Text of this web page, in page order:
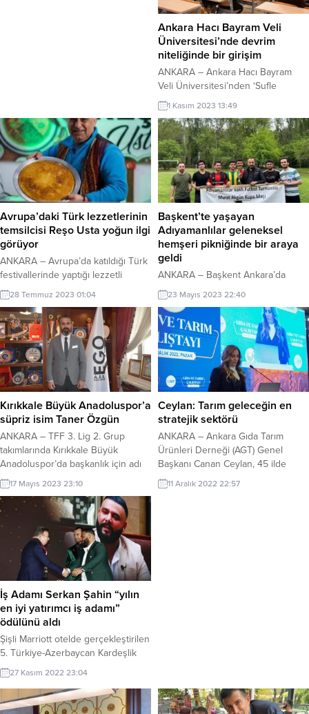
700 konutun hak sahiplerine teslim
edildiğini, 9 bin 682 derslik, 8 bin
279...
Ankara Hacı Bayram Veli
Üniversitesi’nde devrim
niteliğinde bir girişim
ANKARA – Ankara Hacı Bayram
Veli Üniversitesi’nden ‘Sufle
Yöneticiliği’ dersi başladı. Ankara
Hacı Bayram Veli Üniversitesi
İletişim Fakültesi, yapay zeka okur
yazarlığını geliştirmek amacıyla
dünyada ilk uygulamalardan biri
olan “Sufle Yöneticiliği” dersini
başlattı. Ders kapsamında, yapay
zeka araçlarının iletişim
senaryolarında nasıl etkili
kullanılabileceği inceleniyor.
Fakülte, dönem içinde farklı
bölümlerden öğrencilerin...
1 Kasım 2023 13:49
Avrupa’daki Türk lezzetlerinin
temsilcisi Reşo Usta yoğun ilgi
görüyor
ANKARA – Avrupa’da katıldığı Türk
festivallerinde yaptığı lezzetli
yemek ve tatlılarıyla dikkat çeken
Reşo Usta fuarların ilgi odağı oldu.
Yaklaşık 25 yıldır Avrupa’da
gastronomi alanında hizmet veren
Reşo Usta neşeli, renkli ve cömert
kişiliği ile dikkat çekiyor. Hem etli
yemek alanındaki yeteneği hem de
yaptığı Hatay künefesiyle Avrupa
ülkelerinde oldukça...
28 Temmuz 2023 01:04
Başkent’te yaşayan
Adıyamanlılar geleneksel
hemşeri pikniğinde bir araya
geldi
ANKARA – Başkent Ankara’da
yaşayan Adıyamanlılar geleneksel
hemşeri pikniğinde bir araya geldi.
Adıyamanlılar Vakfı Ankara Şubesi
tarafından Mavi Göl bölgesinde
organize edilen pikniğe vakıf
yöneticiler, kentte yaşayan kamu
çalışanları ile çok sayıda üniversite
öğrencisi katıldı. Kahvaltı ile
başlayan organizasyon badminton,
masa tenisi, voleybol ve futbol
etkinliğiyle devam etti. Piknikte
depremde...
23 Mayıs 2023 22:40
Kırıkkale Büyük Anadoluspor’a
süpriz isim Taner Özgün
ANKARA – TFF 3. Lig 2. Grup
takımlarında Kırıkkale Büyük
Anadoluspor’da başkanlık için adı
geçen milli sporcu Taner Özgün’ün
ismi kentte heyecan yarattı.
Edinilen bilgiye göre, mevcut
başkan Veli Uça’nın aday
olmayacağını ilan ettiği kulüpte
gözler önümüzdeki günlerde
yapılacak kongreye çevrildi. Çok
sayıda ismin geçtiği kulüp
başkanlığı için en önemli isimlerden
birinin de milli sporcu ve...
17 Mayıs 2023 23:10
Ceylan: Tarım geleceğin en
stratejik sektörü
ANKARA – Ankara Gıda Tarım
Ürünleri Derneği (AGT) Genel
Başkanı Canan Ceylan, 45 ilde
faaliyet gösterdiklerini belirterek,
“Amacımız tarımda yaşanan yapısal
11 Aralık 2022 22:57
İş Adamı Serkan Şahin “yılın
en iyi yatırımcı iş adamı”
ödülünü aldı
Şişli Marriott otelde gerçekleştirilen
5. Türkiye-Azerbaycan Kardeşlik
Ödülleri sahiplerini buldu… Yılın En
İyi Uluslararası Yatırımcı İş Adamı
ödülüne Serkan Şahin layık
görüldü… 5.Türkiye Azerbaycan
27 Kasım 2022 23:04